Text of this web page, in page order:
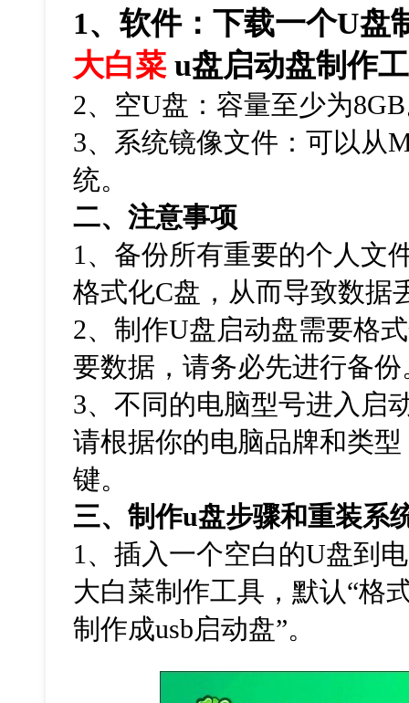
1、软件：下载一个U盘
大白菜 u盘启动盘制作
2、空U盘：容量至少为8GB
3、系统镜像文件：可以从
统。
二、注意事项
1 、备份所有重要的个人文
格式化C盘，从而导致数据
2、制作U盘启动盘需要格
要数据，请务必先进行备份
3、不同的电脑型号进入启
请根据你的电脑品牌和类
键。
三、制作u盘步骤和重装系
1 、插入一个空白的U盘到
大白菜制作工具，默认“格
制作成usb启动盘”。